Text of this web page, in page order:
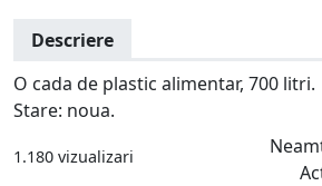
Descriere
O cada de plastic alimentar, 700 litri.
Stare: noua.
1.180 vizualizari